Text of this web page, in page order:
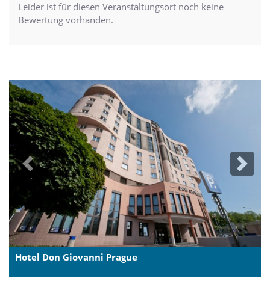
Leider ist für diesen Veranstaltungsort noch keine
Bewertung vorhanden.
Previous Next
Hotel Don Giovanni Prague